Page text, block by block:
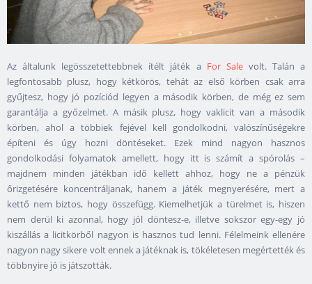
Az általunk legösszetettebbnek ítélt játék a For Salevolt. Talán a
legfontosabb plusz, hogy kétkörös, tehát az első körben csak arra
gyűjtesz, hogy jó pozíciód legyen a második körben, de még ez sem
garantálja a győzelmet. A másik plusz, hogy vaklicit van a második
körben, ahol a többiek fejével kell gondolkodni, valószínűségekre
építeni és úgy hozni döntéseket. Ezek mind nagyon hasznos
gondolkodási folyamatok amellett, hogy itt is számít a spórolás –
majdnem minden játékban idő kellett ahhoz, hogy ne a pénzük
őrizgetésére koncentráljanak, hanem a játék megnyerésére, mert a
kettő nem biztos, hogy összefügg. Kiemelhetjük a türelmet is, hiszen
nem derül ki azonnal, hogy jól döntesz-e, illetve sokszor egy-egy jó
kiszállás a licitkörből nagyon is hasznos tud lenni. Félelmeink ellenére
nagyon nagy sikere volt ennek a játéknak is, tökéletesen megértették és
többnyire jó is játszották.